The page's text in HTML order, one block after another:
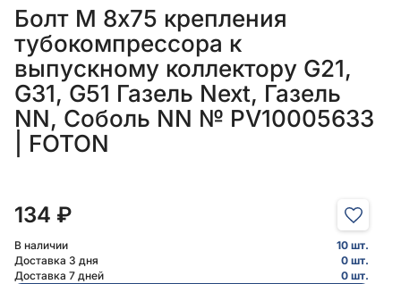
Болт М 8х75 крепления
тубокомпрессора к
выпускному коллектору G21,
G31, G51 Газель Next, Газель
NN, Соболь NN № PV10005633
| FOTON
134 ₽
В наличии
10 шт.
Доставка 3 дня
0 шт.
Доставка 7 дней
0 шт.